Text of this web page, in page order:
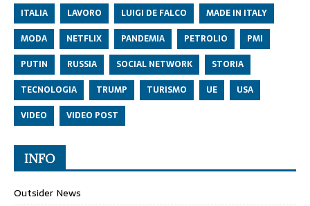
ITALIA LAVORO LUIGI DE FALCO
MADE IN ITALY
MODA
NETFLIX PANDEMIA PETROLIO
PMI
PUTIN
RUSSIA SOCIAL NETWORK
STORIA
TECNOLOGIA
TRUMP TURISMO UE
USA
VIDEO
VIDEO POST
INFO
Outsider News